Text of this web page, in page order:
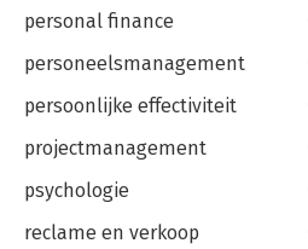
personal finance
personeelsmanagement
persoonlijke effectiviteit
projectmanagement
psychologie
reclame en verkoop